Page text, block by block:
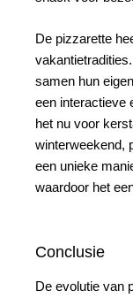
De pizzarette
samen hun
een interactieve
het nu voor
winterweekend,
een unieke
waardoor het
Conclusie
De evolutie van